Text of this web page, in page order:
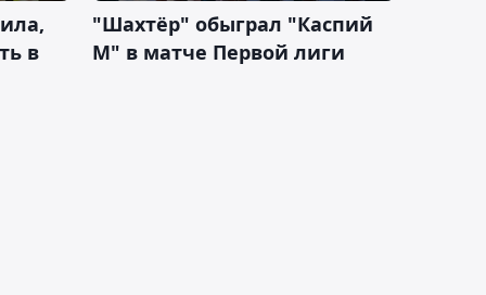
в
"Шахтёр" обыграл "Каспий
М" в матче Первой лиги